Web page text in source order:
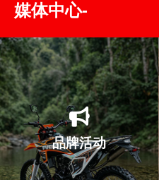
媒体中心-
品牌活动